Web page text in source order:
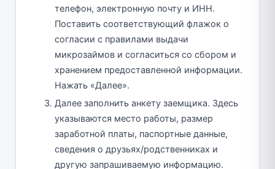
телефон, электронную почту и ИНН.
Поставить соответствующий флажок о
согласии с правилами выдачи
микрозаймов и согласиться со сбором и
хранением предоставленной информации.
Нажать «Далее».
Далее заполнить анкету заемщика. Здесь
указываются место работы, размер
заработной платы, паспортные данные,
сведения о друзьях/родственниках и
другую запрашиваемую информацию.